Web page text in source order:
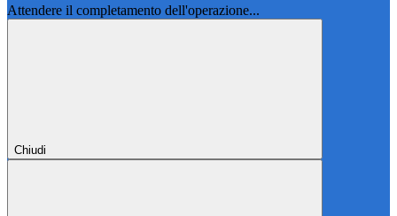
Attendere il completamento dell'operazione...
Chiudi